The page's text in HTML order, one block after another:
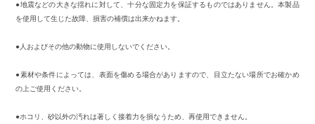
●地震などの大きな揺れに対して、十分な固定力を保証するものではありません。本製品
を使用して生じた故障、損害の補償は出来かねます。
●人およびその他の動物に使用しないでください。
●素材や条件によっては、表面を傷める場合がありますので、目立たない場所でお確かめ
の上ご使用ください。
●ホコリ、砂以外の汚れは著しく接着力を損なうため、再使用できません。